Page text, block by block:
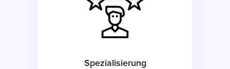
Spezialisierung